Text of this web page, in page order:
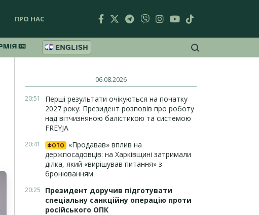
ПРО НАС
ENGLISH
06.08.2026
20:51
Перші результати очікуються на початку
2027 року: Президент розповів про роботу
над вітчизняною балістикою та системою
FREYJA
20:41 ФОТО
«Продавав» вплив на
держпосадовців: на Харківщині затримали
ділка, який «вирішував питання» з
бронюванням
20:25
Президент доручив підготувати
спеціальну санкційну операцію проти
російського ОПК